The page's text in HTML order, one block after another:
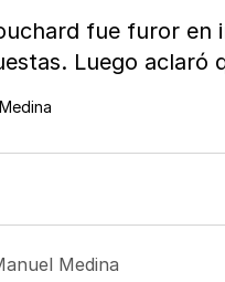
fue furor
Luego
Medina